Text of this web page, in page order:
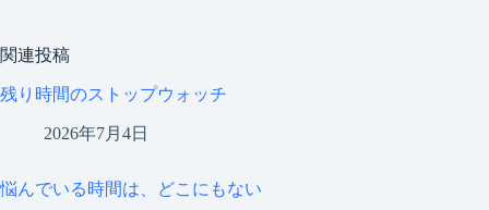
関連投稿
残り時間のストップウォッチ
2026年7月4日
悩んでいる時間は、どこにもない